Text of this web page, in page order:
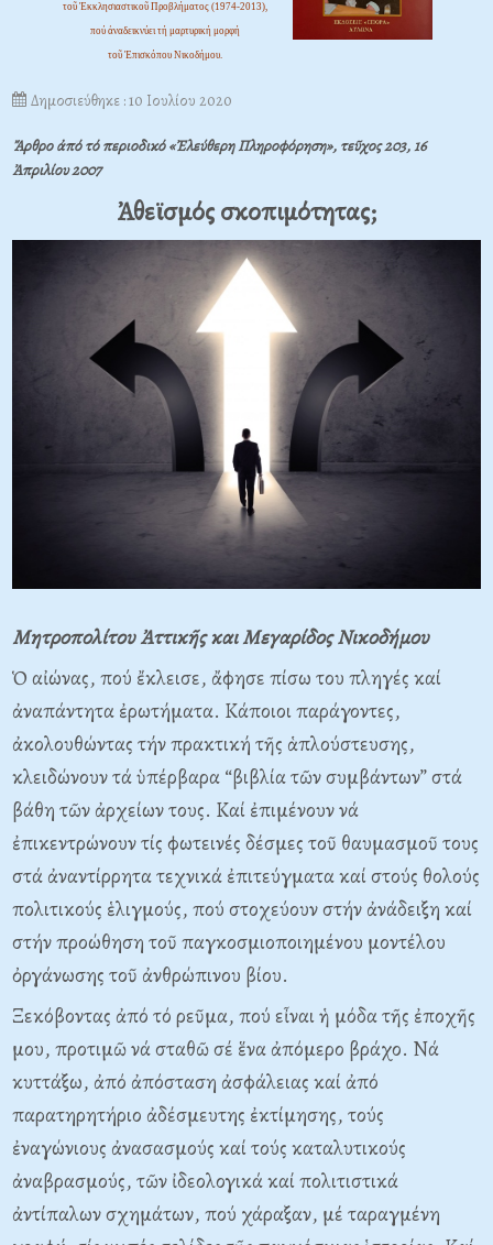
τοῦ Ἐκκλησιαστικοῦ Προβλήματος (1974-2013),
πού ἀναδεικνύει τή μαρτυρική μορφή
τοῦ Ἐπισκόπου Νικοδήμου.
Δημοσιεύθηκε : 10 Ιουλίου 2020
Ἄρθρο ἀπό τό περιοδικό «Ἐλεύθερη Πληροφόρηση», τεῦχος 203, 16
Ἀπριλίου 2007
Ἀθεϊσμός σκοπιμότητας;
Μητροπολίτου Ἀττικῆς και Μεγαρίδος Νικοδήμου
Ὁ αἰώνας, πού ἔκλεισε, ἄφησε πίσω του πληγές καί
ἀναπάντητα ἐρωτήματα. Κάποιοι παράγοντες,
ἀκολουθώντας τήν πρακτική τῆς ἁπλούστευσης,
κλειδώνουν τά ὑπέρβαρα “βιβλία τῶν συμβάντων” στά
βάθη τῶν ἀρχείων τους. Καί ἐπιμένουν νά
ἐπικεντρώνουν τίς φωτεινές δέσμες τοῦ θαυμασμοῦ τους
στά ἀναντίρρητα τεχνικά ἐπιτεύγματα καί στούς θολούς
πολιτικούς ἑλιγμούς, πού στοχεύουν στήν ἀνάδειξη καί
στήν προώθηση τοῦ παγκοσμιοποιημένου μοντέλου
ὀργάνωσης τοῦ ἀνθρώπινου βίου.
Ξεκόβοντας ἀπό τό ρεῦμα, πού εἶναι ἡ μόδα τῆς ἐποχῆς
μου, προτιμῶ νά σταθῶ σέ ἕνα ἀπόμερο βράχο. Νά
κυττάξω, ἀπό ἀπόσταση ἀσφάλειας καί ἀπό
παρατηρητήριο ἀδέσμευτης ἐκτίμησης, τούς
ἐναγώνιους ἀνασασμούς καί τούς καταλυτικούς
ἀναβρασμούς, τῶν ἰδεολογικά καί πολιτιστικά
ἀντίπαλων σχημάτων, πού χάραξαν, μέ ταραγμένη